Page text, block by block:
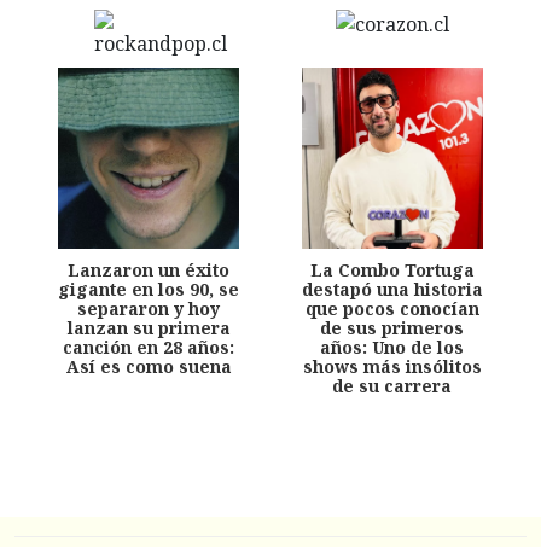
Lanzaron un éxito
gigante en los 90, se
separaron y hoy
lanzan su primera
canción en 28 años:
Así es como suena
La Combo Tortuga
destapó una historia
que pocos conocían
de sus primeros
años: Uno de los
shows más insólitos
de su carrera